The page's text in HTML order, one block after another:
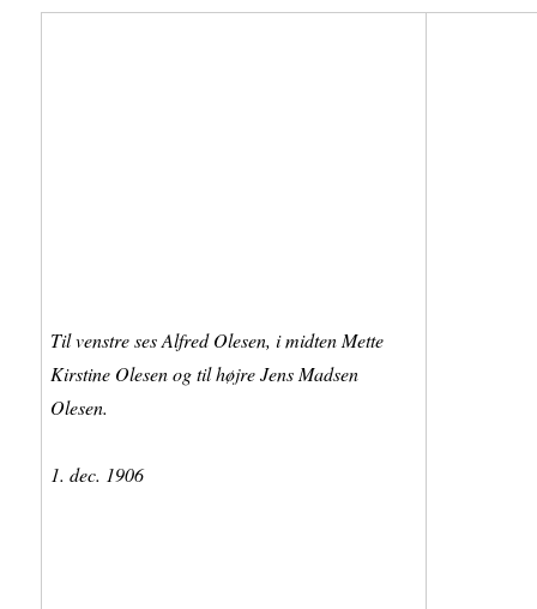
Til venstre ses Alfred Olesen, i midten Mette
Kirstine Olesen og til højre Jens Madsen
Olesen.
1. dec. 1906